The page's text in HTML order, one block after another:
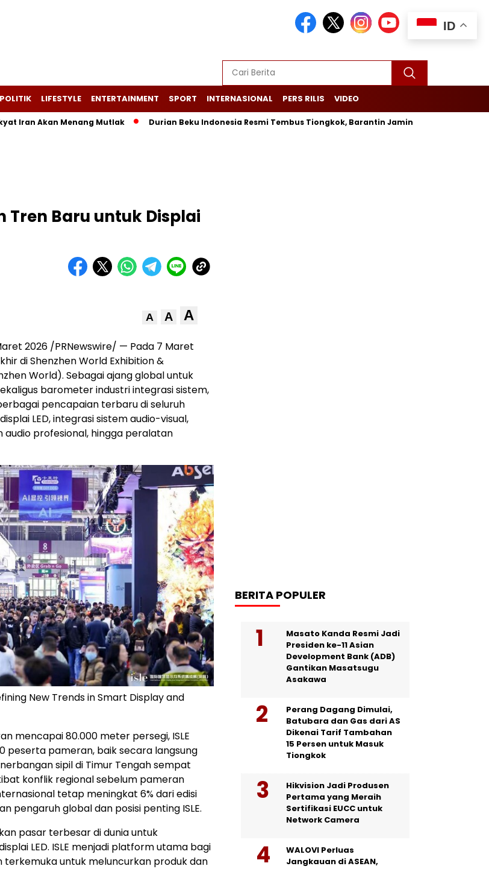
POLITIK LIFESTYLE ENTERTAINMENT SPORT INTERNASIONAL PERS RILIS VIDEO
Akan Menang Mutlak Durian Beku Indonesia Resmi Tembus Tiongkok, Barantin Jamin Ketertelusuran dari
Tren Baru untuk Displai
A A A
2026 /PRNewswire/ — Pada 7 Maret
di Shenzhen World Exhibition &
World). Sebagai ajang global untuk
barometer industri integrasi sistem,
pencapaian terbaru di seluruh
LED, integrasi sistem audio-visual,
profesional, hingga peralatan
New Trends in Smart Display and
mencapai 80.000 meter persegi, ISLE
peserta pameran, baik secara langsung
sipil di Timur Tengah sempat
konflik regional sebelum pameran
tetap meningkat 6% dari edisi
pengaruh global dan posisi penting ISLE.
pasar terbesar di dunia untuk
LED. ISLE menjadi platform utama bagi
untuk meluncurkan produk dan
BERITA POPULER
Masato Kanda Resmi Jadi
Presiden ke-11 Asian
Development Bank (ADB)
Gantikan Masatsugu
Asakawa
Perang Dagang Dimulai,
Batubara dan Gas dari AS
Dikenai Tarif Tambahan
15 Persen untuk Masuk
Tiongkok
Hikvision Jadi Produsen
Pertama yang Meraih
Sertifikasi EUCC untuk
Network Camera
WALOVI Perluas
Jangkauan di ASEAN,
ID